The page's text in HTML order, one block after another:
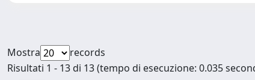
Mostra
records
Risultati 1 - 13 di 13 (tempo di esecuzione: 0.035